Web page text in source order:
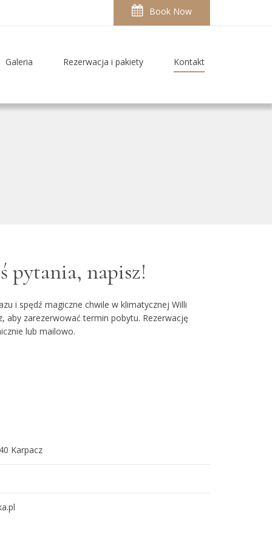
Book Now
Galeria Rezerwacja i pakiety Kontakt
pytania, napisz!
i spędź magiczne chwile w klimatycznej Willi
aby zarezerwować termin pobytu. Rezerwację
lub mailowo.
Karpacz